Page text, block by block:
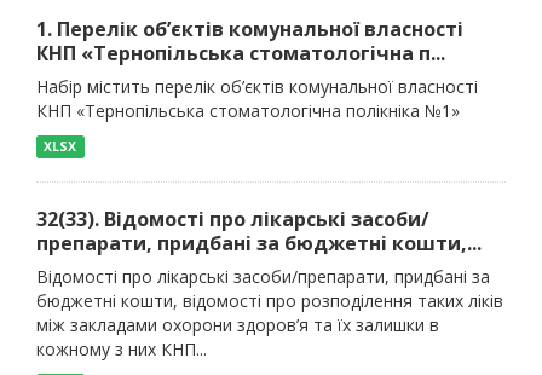
1. Перелік об’єктів комунальної власності
КНП «Тернопільська стоматологічна п...
Набір містить перелік об’єктів комунальної власності
КНП «Тернопільська стоматологічна полікніка №1»
XLSX
32(33). Відомості про лікарські засоби/
препарати, придбані за бюджетні кошти,...
Відомості про лікарські засоби/препарати, придбані за
бюджетні кошти, відомості про розподілення таких ліків
між закладами охорони здоров’я та їх залишки в
кожному з них КНП...